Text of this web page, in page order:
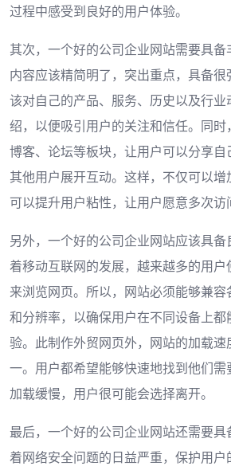
过程中感受到良好的用户体验。
其次，一个好的公司企业网站需要具
内容应该精简明了，突出重点，具备
该对自己的产品、服务、历史以及行
绍，以便吸引用户的关注和信任。同
博客、论坛等板块，让用户可以分享
其他用户展开互动。这样，不仅可以
可以提升用户粘性，让用户愿意多次访
另外，一个好的公司企业网站应该具
着移动互联网的发展，越来越多的用
来浏览网页。所以，网站必须能够兼
和分辨率，以确保用户在不同设备上
验。此制作外贸网页外，网站的加载
一。用户都希望能够快速地找到他们
加载缓慢，用户很可能会选择离开。
最后，一个好的公司企业网站还需要
着网络安全问题的日益严重，保护用